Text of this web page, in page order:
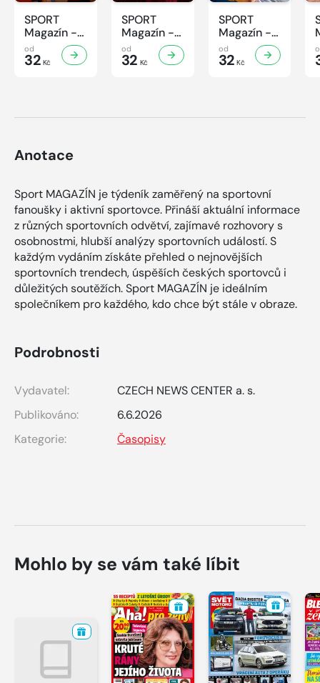
SPORT
Magazín -
31/2026
od
32 Kč
SPORT
Magazín -
30/2026
od
32 Kč
SPORT
Magazín -
29/2026
od
32 Kč
Anotace
Sport MAGAZÍN je týdeník zaměřený na sportovní
fanoušky i aktivní sportovce. Přináší aktuální informace
z různých sportovních odvětví, zajímavé rozhovory s
osobnostmi, hlubší analýzy sportovních událostí. S
každým vydáním získáte přehled o nejnovějších
sportovních trendech, úspěších českých sportovců i
důležitých soutěžích. Sport MAGAZÍN je ideálním
společníkem pro každého, kdo chce být stále v obraze.
Podrobnosti
Vydavatel:
CZECH NEWS CENTER a. s.
Publikováno:
6.6.2026
Kategorie:
Časopisy
Mohlo by se vám také líbit